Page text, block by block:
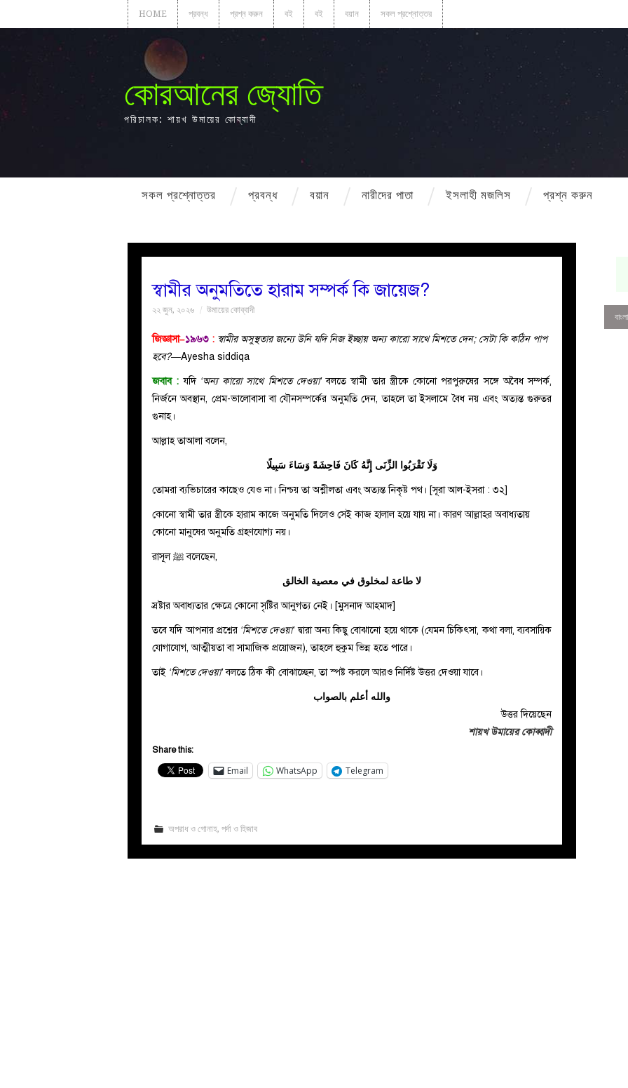
HOME প্রবন্ধ প্রশ্ন করুন বই বই বয়ান সকল প্রশ্নোত্তর
কোরআনের জ্যোতি
পরিচালক: শায়খ উমায়ের কোব্বাদী
সকল প্রশ্নোত্তর প্রবন্ধ বয়ান নারীদের পাতা ইসলাহী মজলিস প্রশ্ন করুন
স্বামীর অনুমতিতে হারাম সম্পর্ক কি জায়েজ?
২২ জুন, ২০২৬ উমায়ের কোব্বাদী
জিজ্ঞাসা–১৯৬৩ : স্বামীর অসুস্থতার জন্যে উনি যদি নিজ ইচ্ছায় অন্য কারো সাথে মিশতে দেন; সেটা কি কঠিন পাপ
হবে?—Ayesha siddiqa
জবাব : যদি ‘অন্য কারো সাথে মিশতে দেওয়া’বলতে স্বামী তার স্ত্রীকে কোনো পরপুরুষের সঙ্গে অবৈধ সম্পর্ক,
নির্জনে অবস্থান, প্রেম-ভালোবাসা বা যৌনসম্পর্কের অনুমতি দেন, তাহলে তা ইসলামে বৈধ নয় এবং অত্যন্ত গুরুতর
গুনাহ।
আল্লাহ তাআলা বলেন,
وَلَا تَقْرَبُوا الزِّنَى إِنَّهُ كَانَ فَاحِشَةً وَسَاءَ سَبِيلًا
তোমরা ব্যভিচারের কাছেও যেও না। নিশ্চয় তা অশ্লীলতা এবং অত্যন্ত নিকৃষ্ট পথ। [সূরা আল-ইসরা : ৩২]
কোনো স্বামী তার স্ত্রীকে হারাম কাজে অনুমতি দিলেও সেই কাজ হালাল হয়ে যায় না। কারণ আল্লাহর অবাধ্যতায়
কোনো মানুষের অনুমতি গ্রহণযোগ্য নয়।
রাসূল ﷺ বলেছেন,
لا طاعة لمخلوق في معصية الخالق
স্রষ্টার অবাধ্যতার ক্ষেত্রে কোনো সৃষ্টির আনুগত্য নেই। [মুসনাদ আহমাদ]
তবে যদি আপনার প্রশ্নের ‘মিশতে দেওয়া’দ্বারা অন্য কিছু বোঝানো হয়ে থাকে (যেমন চিকিৎসা, কথা বলা, ব্যবসায়িক
যোগাযোগ, আত্মীয়তা বা সামাজিক প্রয়োজন), তাহলে হুকুম ভিন্ন হতে পারে।
তাই ‘মিশতে দেওয়া’বলতে ঠিক কী বোঝাচ্ছেন, তা স্পষ্ট করলে আরও নির্দিষ্ট উত্তর দেওয়া যাবে।
والله أعلم بالصواب
উত্তর দিয়েছেন
শায়খ উমায়ের কোব্বাদী
Share this:
Email WhatsApp Telegram
অপরাধ ও গোনাহ,পর্দা ও হিজাব